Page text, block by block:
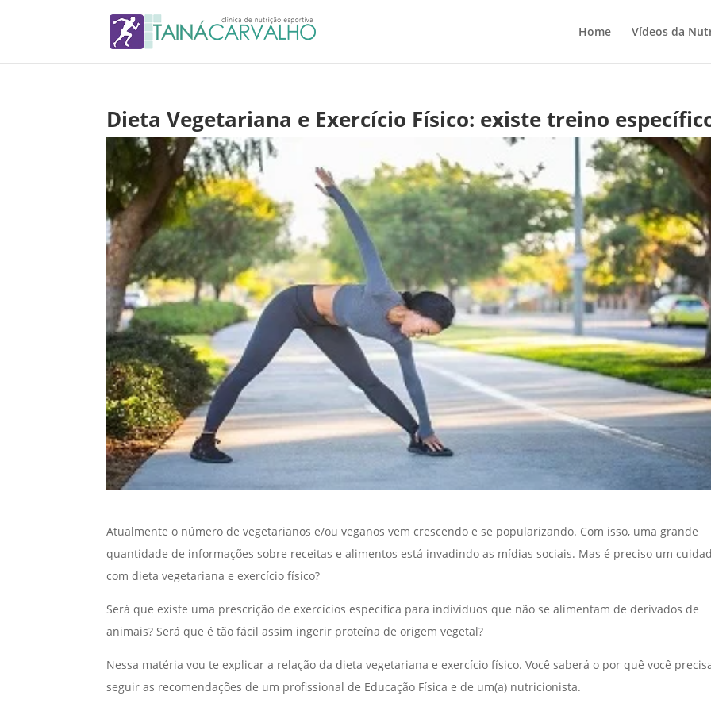
Home Vídeos da
Dieta Vegetariana e Exercício Físico: existe treino
Atualmente o número de vegetarianos e/ou veganos vem crescendo e se popularizando. Com isso, uma grande
quantidade de informações sobre receitas e alimentos está invadindo as mídias sociais. Mas é preciso um
com dieta vegetariana e exercício físico?
Será que existe uma prescrição de exercícios específica para indivíduos que não se alimentam de derivados de
animais? Será que é tão fácil assim ingerir proteína de origem vegetal?
Nessa matéria vou te explicar a relação da dieta vegetariana e exercício físico. Você saberá o por quê você
seguir as recomendações de um profissional de Educação Física e de um(a) nutricionista.